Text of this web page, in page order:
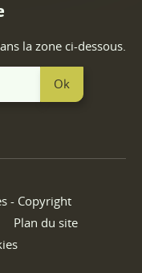
la zone ci-dessous.
Ok
- Copyright
Plan du site